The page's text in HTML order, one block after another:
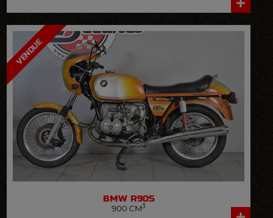
VENDUE
BMW R90S
900 CM3
VOIR LA FICHE DÉTAILLÉE